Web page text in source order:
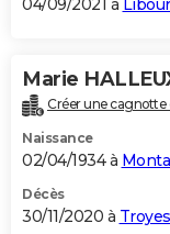
04/09/2021 à
Marie
Créer une cagnotte
Naissance
02/04/1934 à
Décès
30/11/2020 à Troyes